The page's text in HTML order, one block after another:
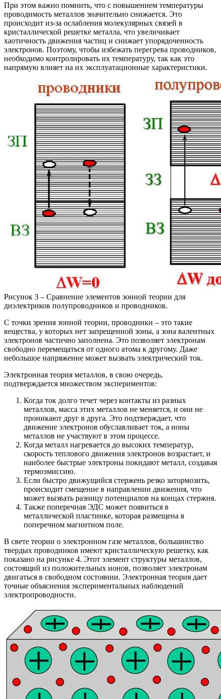
При этом важно помнить, что с повышением температуры
проводимость металлов значительно снижается. Это
происходит из-за ослабления молекулярных связей в
кристаллической решетке металла, что увеличивает
хаотичность движения частиц и снижает упорядоченность
электронов. Поэтому, чтобы избежать перегрева проводников,
необходимо контролировать их температуру, так как это
напрямую влияет на их эксплуатационные характеристики.
Рисунок 3 – Сравнение элементов зонной теории для
диэлектриков полупроводников и проводников.
С точки зрения зонной теории, проводники – это такие
вещества, у которых нет запрещенной зоны, а зона валентных
электронов частично заполнена. Это позволяет электронам
свободно перемещаться от одного атома к другому. Даже
небольшое напряжение может вызвать электрический ток.
Электронная теория металлов, в свою очередь,
подтверждается множеством экспериментов:
Когда ток долго течет через контакты из разных
металлов, масса этих металлов не меняется, и они не
проникают друг в друга. Это подтверждает, что
движение электронов обуславливает ток, а ионы
металлов не участвуют в этом процессе.
Когда металл нагревается до высоких температур,
скорость теплового движения электронов возрастает, и
наиболее быстрые электроны покидают металл, создавая
термоэмиссию.
Если быстро движущийся стержень резко затормозить,
происходит смещение в направлении движения, что
может вызвать разницу потенциалов на концах стержня.
Также поперечная ЭДС может появиться в
металлической пластинке, которая размещена в
поперечном магнитном поле.
В свете теории о электронном газе металлов, большинство
твердых проводников имеют кристаллическую решетку, как
показано на рисунке 4. Этот элемент структуры металлов,
состоящий из положительных ионов, позволяет электронам
двигаться в свободном состоянии. Электронная теория дает
точные объяснения экспериментальных наблюдений
электропроводности.